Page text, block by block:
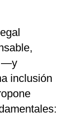
—y
inclusión